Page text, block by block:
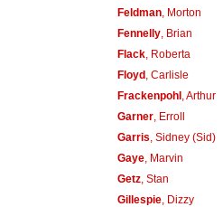
Feldman, Morton
Fennelly, Brian
Flack, Roberta
Floyd, Carlisle
Frackenpohl, Arthur
Garner, Erroll
Garris , Sidney (Sid)
Gaye, Marvin
Getz, Stan
Gillespie, Dizzy